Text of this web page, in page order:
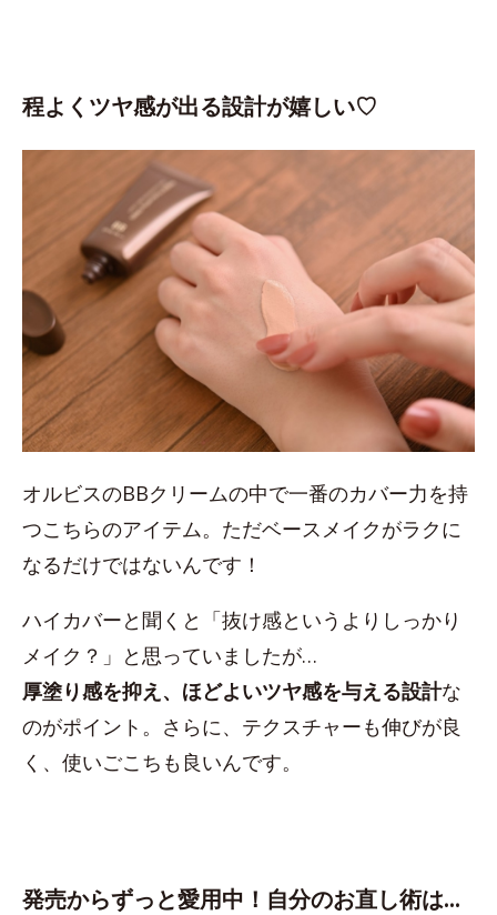
程よくツヤ感が出る設計が嬉しい♡
オルビスのBBクリームの中で一番のカバー力を持
つこちらのアイテム。ただベースメイクがラクに
なるだけではないんです！
ハイカバーと聞くと「抜け感というよりしっかり
メイク？」と思っていましたが…
厚塗り感を抑え、ほどよいツヤ感を与える設計な
のがポイント。さらに、テクスチャーも伸びが良
く、使いごこちも良いんです。
発売からずっと愛用中！自分のお直し術は…